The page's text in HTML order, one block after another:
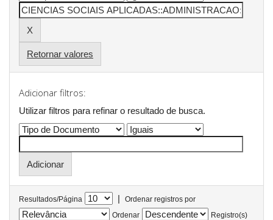
Retornar valores
Adicionar filtros:
Utilizar filtros para refinar o resultado de busca.
Resultados/Página |
Ordenar registros por
Ordenar
Registro(s)